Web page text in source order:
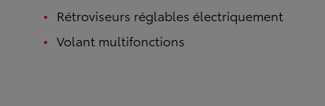
Rétroviseurs réglables électriquement
Volant multifonctions